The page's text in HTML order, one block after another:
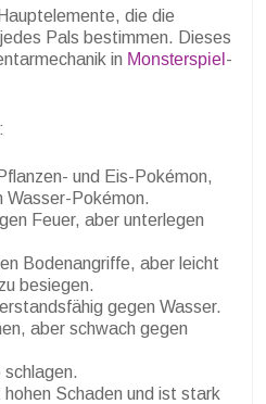
die die
Pals bestimmen. Dieses
in Monsterspiel -
und Eis-Pokémon,
Wasser-Pokémon.
Feuer, aber unterlegen
Bodenangriffe, aber leicht
besiegen.
gegen Wasser.
aber schwach gegen
schlagen.
hohen Schaden und ist stark